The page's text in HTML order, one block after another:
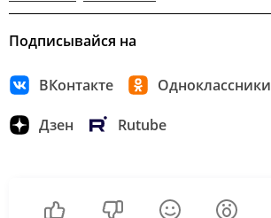
Подписывайся на
ВКонтакте Одноклассники
Дзен Rutube